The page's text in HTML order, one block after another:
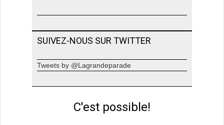
SUIVEZ-NOUS SUR TWITTER
Tweets by @Lagrandeparade
C'est possible!